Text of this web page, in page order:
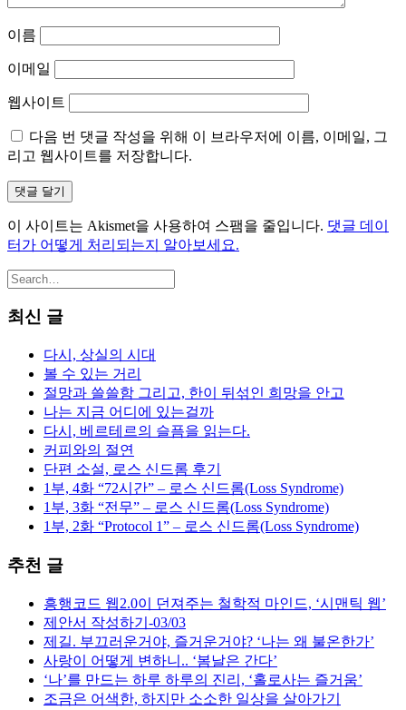
이름
이메일
웹사이트
다음 번 댓글 작성을 위해 이 브라우저에 이름, 이메일, 그
리고 웹사이트를 저장합니다.
이 사이트는 Akismet을 사용하여 스팸을 줄입니다. 댓글 데이
터가 어떻게 처리되는지 알아보세요.
최신 글
다시, 상실의 시대
볼 수 있는 거리
절망과 쓸쓸함 그리고, 한이 뒤섞인 희망을 안고
나는 지금 어디에 있는걸까
다시, 베르테르의 슬픔을 읽는다.
커피와의 절연
단편 소설, 로스 신드롬 후기
1부, 4화 “72시간” – 로스 신드롬(Loss Syndrome)
1부, 3화 “전무” – 로스 신드롬(Loss Syndrome)
1부, 2화 “Protocol 1” – 로스 신드롬(Loss Syndrome)
추천 글
흥행코드 웹2.0이 던져주는 철학적 마인드, ‘시맨틱 웹’
제안서 작성하기-03/03
제길. 부끄러운거야, 즐거운거야? ‘나는 왜 불온한가’
사랑이 어떻게 변하니.. ‘봄날은 간다’
‘나’를 만드는 하루 하루의 진리, ‘홀로사는 즐거움’
조금은 어색한, 하지만 소소한 일상을 살아가기